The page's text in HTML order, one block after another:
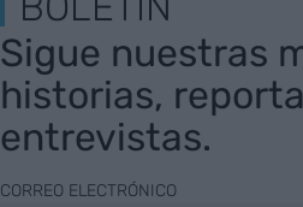
Sigue nuestras
historias,
entrevistas.
CORREO ELECTRÓNICO